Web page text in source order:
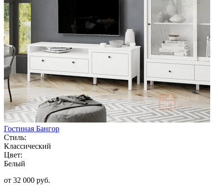
Гостиная Бангор
Стиль:
Классический
Цвет:
Белый
от 32 000 руб.